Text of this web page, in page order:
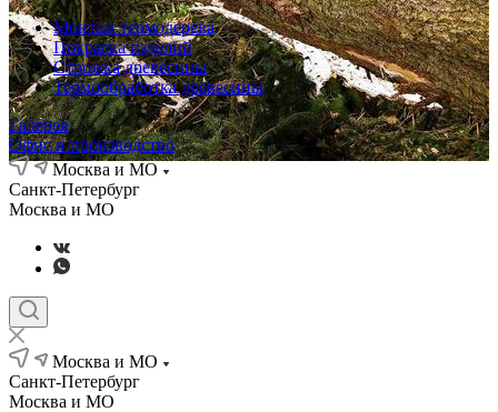
Монтаж термодерева
Покраска изделий
Строжка древесины
Термообработка древесины
Галерея
Офис и производство
Москва и МО
Санкт-Петербург
Москва и МО
Москва и МО
Санкт-Петербург
Москва и МО